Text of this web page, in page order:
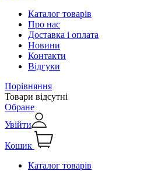
Каталог товарів
Про нас
Доставка і оплата
Новини
Контакти
Відгуки
Порівняння
Товари відсутні
Обране
Увійти
Кошик
Каталог товарів